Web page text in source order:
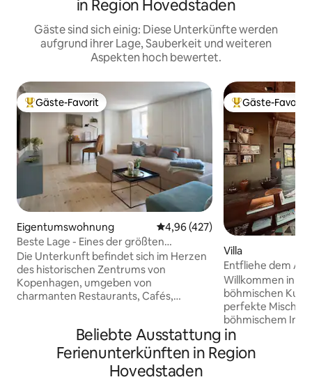
in Region Hovedstaden
Gäste sind sich einig: Diese Unterkünfte werden
aufgrund ihrer Lage, Sauberkeit und weiteren
Aspekten hoch bewertet.
Beliebter Gäste-Favorit.
Gäste-Favorit
Eigentumswohnung Durchschnittliche Bewertung:
4,96 (427)
Beste Lage - Eines der größten
Badezimmer von CPH
Die Unterkunft befindet sich im Herzen
des historischen Zentrums von
Kopenhagen, umgeben von
charmanten Restaurants, Cafés,
die schönen Burggärten Rosenborg –
perfekt für einen morgendlichen Lauf,
einen ruhigen Moment mit einem Buch
Beliebter Gäste-
Gäste-Favorit
Villa
Entfliehe dem
luxuriösem
Willkommen in
böhmischen Kunsthaus.
perfekte
böhmischem
skandinavischem
einzigartigen
Designfirma
Beliebte Ausstattung in
Ferienunterkünften in Region
Hovedstaden